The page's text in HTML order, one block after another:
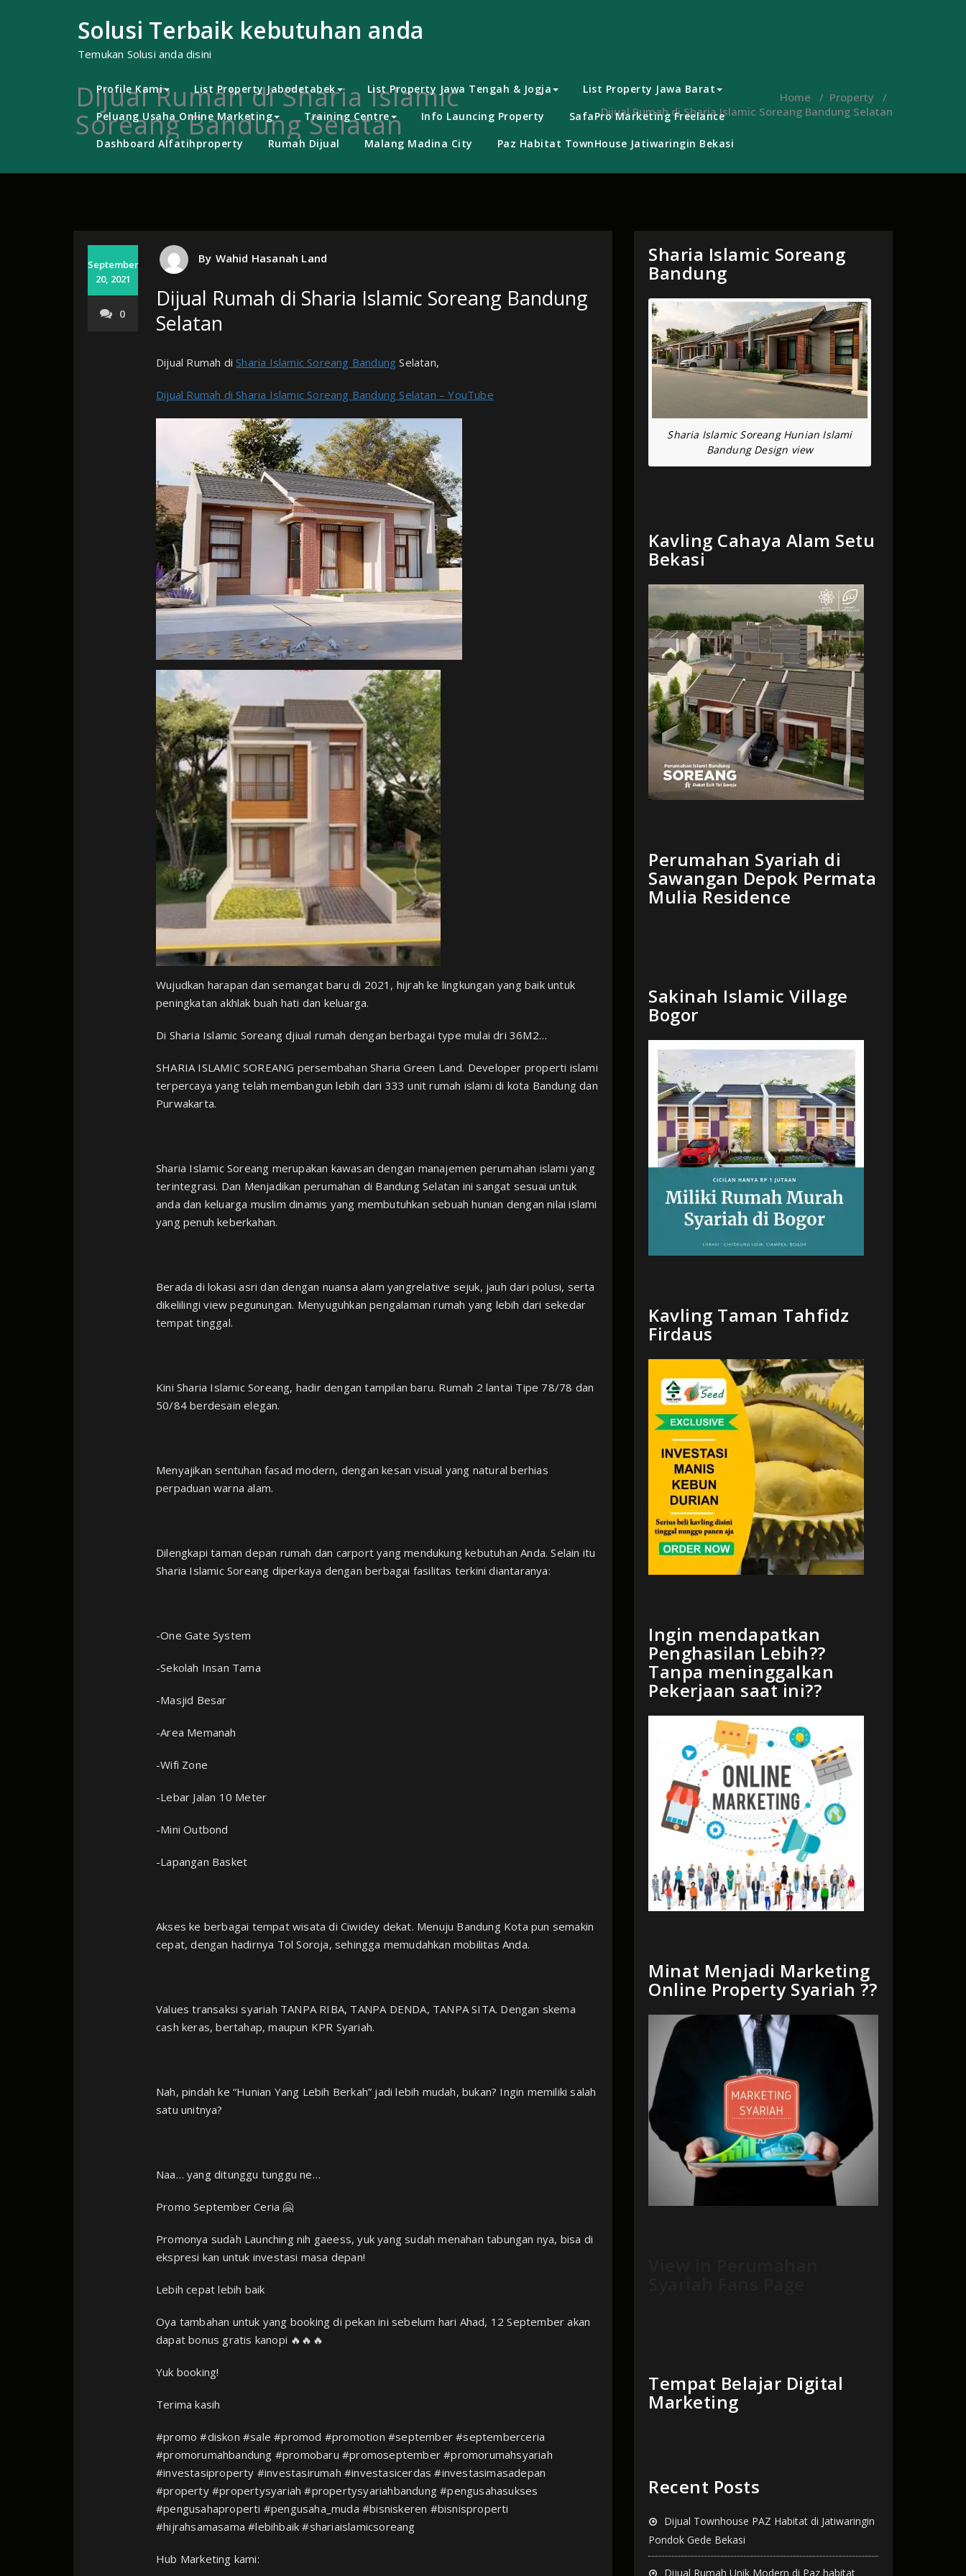
Solusi Terbaik kebutuhan anda
Temukan Solusi anda disini
Profile Kami List Property Jabodetabek List Property Jawa Tengah & Jogja
List Property Jawa Barat
Peluang Usaha Online Marketing
Training Centre Info Launcing Property
SafaPro Marketing Freelance
Dashboard Alfatihproperty
Rumah Dijual Malang Madina City Paz Habitat TownHouse Jatiwaringin Bekasi
Dijual Rumah di Sharia Islamic
Soreang Bandung Selatan
Home / Property /
Dijual Rumah di Sharia Islamic Soreang Bandung Selatan
September
20, 2021
0
By Wahid Hasanah Land
Dijual Rumah di Sharia Islamic Soreang Bandung
Selatan
Dijual Rumah diSharia Islamic Soreang Bandung Selatan,
Dijual Rumah di Sharia Islamic Soreang Bandung Selatan – YouTube
Wujudkan harapan dan semangat baru di 2021, hijrah ke lingkungan yang baik untuk
peningkatan akhlak buah hati dan keluarga.
Di Sharia Islamic Soreang djiual rumah dengan berbagai type mulai dri 36M2…
SHARIA ISLAMIC SOREANG persembahan Sharia Green Land. Developer properti islami
terpercaya yang telah membangun lebih dari 333 unit rumah islami di kota Bandung dan
Purwakarta.⁣
Sharia Islamic Soreang merupakan kawasan dengan manajemen perumahan islami yang
terintegrasi. Dan Menjadikan perumahan di Bandung Selatan ini sangat sesuai untuk
anda dan keluarga muslim dinamis yang membutuhkan sebuah hunian dengan nilai islami
yang penuh keberkahan. ⁣
Berada di lokasi asri dan dengan nuansa alam yangrelative sejuk, jauh dari polusi, serta
dikelilingi view pegunungan. Menyuguhkan pengalaman rumah yang lebih dari sekedar
tempat tinggal.⁣
Kini Sharia Islamic Soreang, hadir dengan tampilan baru. Rumah 2 lantai Tipe 78/78 dan
50/84 berdesain elegan. ⁣
Menyajikan sentuhan fasad modern, dengan kesan visual yang natural berhias
perpaduan warna alam. ⁣
Dilengkapi taman depan rumah dan carport yang mendukung kebutuhan Anda. Selain itu
Sharia Islamic Soreang diperkaya dengan berbagai fasilitas terkini diantaranya:⁣
-One Gate System ⁣
-Sekolah Insan Tama⁣
-Masjid Besar⁣
-Area Memanah⁣
-Wifi Zone⁣
-Lebar Jalan 10 Meter⁣
-Mini Outbond⁣
-Lapangan Basket⁣
Akses ke berbagai tempat wisata di Ciwidey dekat. Menuju Bandung Kota pun semakin
cepat, dengan hadirnya Tol Soroja, sehingga memudahkan mobilitas Anda.⁣
Values transaksi syariah TANPA RIBA, TANPA DENDA, TANPA SITA. Dengan skema
cash keras, bertahap, maupun KPR Syariah.⁣
Nah, pindah ke “Hunian Yang Lebih Berkah” jadi lebih mudah, bukan? Ingin memiliki salah
satu unitnya?⁣
Naa… yang ditunggu tunggu ne…
Promo September Ceria 🤗
Promonya sudah Launching nih gaeess, yuk yang sudah menahan tabungan nya, bisa di
ekspresi kan untuk investasi masa depan!
Lebih cepat lebih baik
Oya tambahan untuk yang booking di pekan ini sebelum hari Ahad, 12 September akan
dapat bonus gratis kanopi 🔥🔥🔥
Yuk booking!
Terima kasih
#promo #diskon #sale #promod #promotion #september #septemberceria
#promorumahbandung #promobaru #promoseptember #promorumahsyariah
#investasiproperty #investasirumah #investasicerdas #investasimasadepan
#property #propertysyariah #propertysyariahbandung #pengusahasukses
#pengusahaproperti #pengusaha_muda #bisniskeren #bisnisproperti
#hijrahsamasama #lebihbaik #shariaislamicsoreang
Hub Marketing kami:
Sharia Islamic Soreang
Bandung
Sharia Islamic Soreang Hunian Islami
Bandung Design view
Kavling Cahaya Alam Setu
Bekasi
Perumahan Syariah di
Sawangan Depok Permata
Mulia Residence
Sakinah Islamic Village
Bogor
Kavling Taman Tahfidz
Firdaus
Ingin mendapatkan
Penghasilan Lebih??
Tanpa meninggalkan
Pekerjaan saat ini??
Minat Menjadi Marketing
Online Property Syariah ??
Tempat Belajar Digital
Marketing
Recent Posts
Dijual Townhouse PAZ Habitat di Jatiwaringin
Pondok Gede Bekasi
Dijual Rumah Unik Modern di Paz habitat